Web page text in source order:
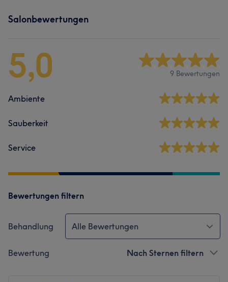
Salonbewertungen
5,0 9 Bewertungen
Ambiente
Sauberkeit
Service
Bewertungen filtern
Behandlung Alle Bewertungen
Bewertung Nach Sternen filtern